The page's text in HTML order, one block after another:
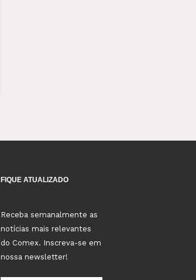
FIQUE ATUALIZADO
Receba semanalmente as
notícias mais relevantes
do Comex. Inscreva-se em
nossa newsletter!